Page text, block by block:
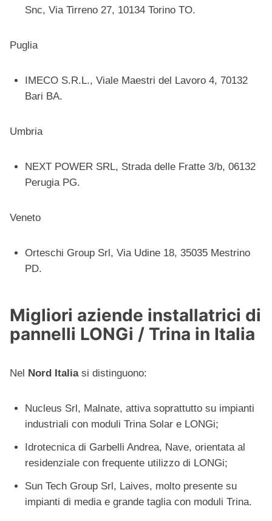
Snc, Via Tirreno 27, 10134 Torino TO.
Puglia
IMECO S.R.L., Viale Maestri del Lavoro 4, 70132
Bari BA.
Umbria
NEXT POWER SRL, Strada delle Fratte 3/b, 06132
Perugia PG.
Veneto
Orteschi Group Srl, Via Udine 18, 35035 Mestrino
PD.
Migliori aziende installatrici di
pannelli LONGi / Trina in Italia
Nel Nord Italiasi distinguono:
Nucleus Srl, Malnate, attiva soprattutto su impianti
industriali con moduli Trina Solar e LONGi;
Idrotecnica di Garbelli Andrea, Nave, orientata al
residenziale con frequente utilizzo di LONGi;
Sun Tech Group Srl, Laives, molto presente su
impianti di media e grande taglia con moduli Trina.